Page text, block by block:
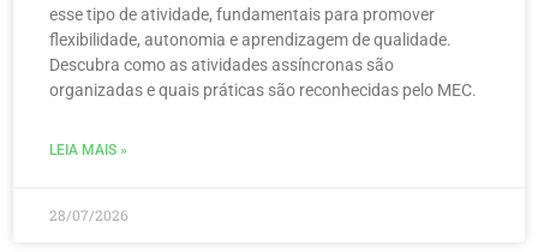
esse tipo de atividade, fundamentais para promover
flexibilidade, autonomia e aprendizagem de qualidade.
Descubra como as atividades assíncronas são
organizadas e quais práticas são reconhecidas pelo MEC.
LEIA MAIS »
28/07/2026